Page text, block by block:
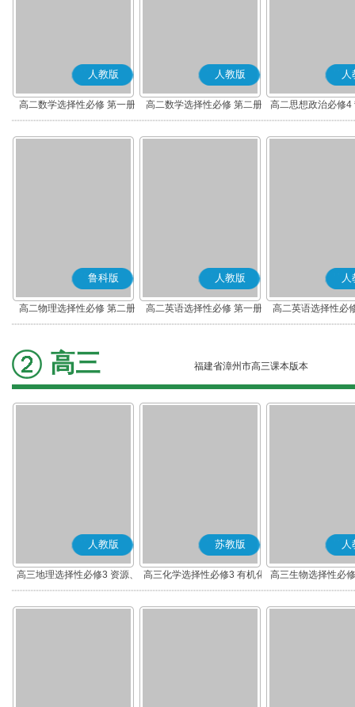
人教版
高二数学选择性必修 第一册
(A版)
人教版
高二数学选择性必修 第二册
(A版)
人
高二思想政治必修4
化(部编版)
鲁科版
高二物理选择性必修 第二册
人教版
高二英语选择性必修 第一册
人
高二英语选择性必
高三 福建省漳州市高三课本版本
人教版
高三地理选择性必修3 资源、
环境与国家安全
苏教版
高三化学选择性必修3 有机化
学基础
人
高三生物选择性必
术与工程